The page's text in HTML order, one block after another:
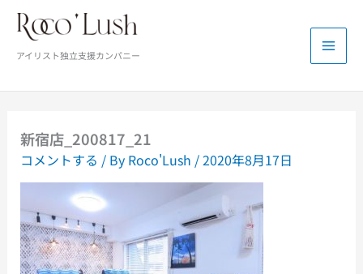
キ
アイリスト独立支援カンパニー
新宿店_200817_21
コメントする / By Roco'Lush /2020年8月17日